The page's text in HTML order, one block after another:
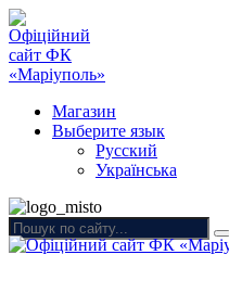
Магазин
Выберите язык
Русский
Українська